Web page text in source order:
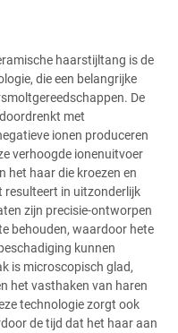
haarstijltang is de
die een belangrijke
De
met
ionen produceren
verhoogde ionenuitvoer
het haar die kroezen en
resulteert in uitzonderlijk
zijn precisie-ontworpen
behouden, waardoor hete
kunnen
is microscopisch glad,
het vasthaken van haren
technologie zorgt ook
de tijd dat het haar aan